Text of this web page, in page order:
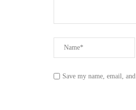
Save my name, email,